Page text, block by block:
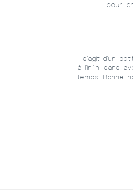
pour
Il s'agit d'un
à l'infini sans
temps. Bonne